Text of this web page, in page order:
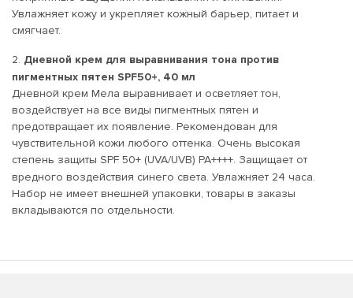
Увлажняет кожу и укрепляет кожный барьер, питает и
смягчает.
2. Дневной крем для выравнивания тона против
пигментных пятен SPF50+, 40 мл
Дневной крем Мела выравнивает и осветляет тон,
воздействует на все виды пигментных пятен и
предотвращает их появление. Рекомендован для
чувствительной кожи любого оттенка. Очень высокая
степень защиты SPF 50+ (UVA/UVB) РА++++. Защищает от
вредного воздействия синего света. Увлажняет 24 часа.
Набор не имеет внешней упаковки, товары в заказы
вкладываются по отдельности.